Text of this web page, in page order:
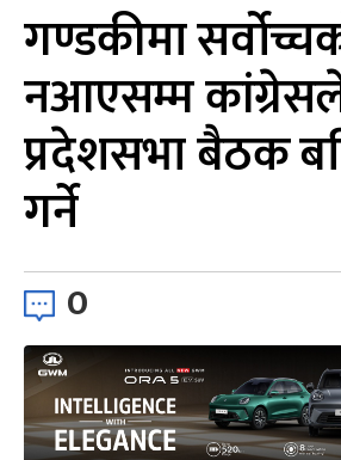
गण्डकीमा
नआएसम्म
प्रदेशसभा बैठक
गर्ने
0